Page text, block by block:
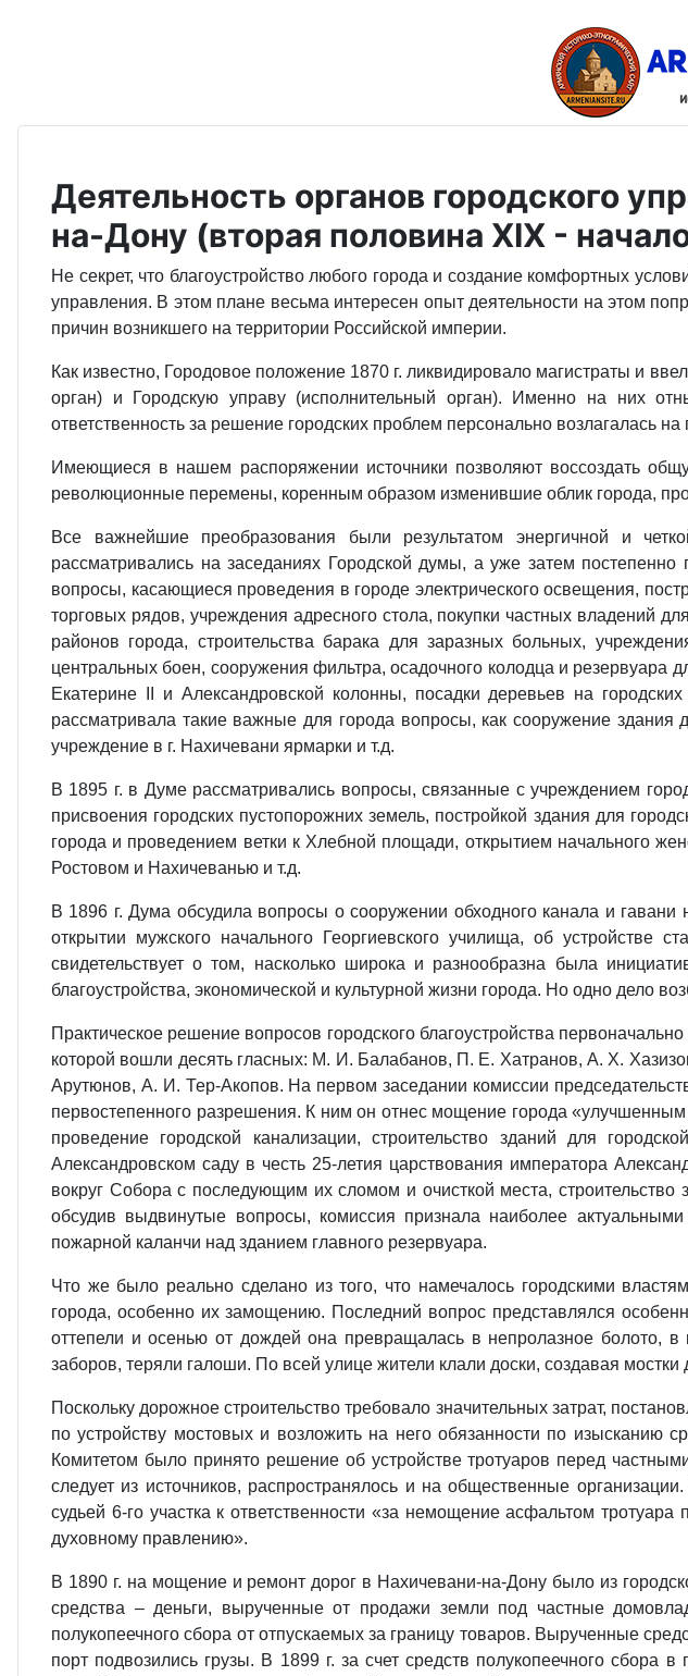
Деятельность органов городского
на-Дону (вторая половина XIX -
Не секрет, что благоустройство любого города и создание комфортных
управления. В этом плане весьма интересен опыт деятельности на этом
причин возникшего на территории Российской империи.
Как известно, Городовое положение 1870 г. ликвидировало магистраты и
орган) и Городскую управу (исполнительный орган). Именно на них
ответственность за решение городских проблем персонально возлагалась
Имеющиеся в нашем распоряжении источники позволяют воссоздать
революционные перемены, коренным образом изменившие облик города,
Все важнейшие преобразования были результатом энергичной и
рассматривались на заседаниях Городской думы, а уже затем
вопросы, касающиеся проведения в городе электрического освещения,
торговых рядов, учреждения адресного стола, покупки частных владений
районов города, строительства барака для заразных больных,
центральных боен, сооружения фильтра, осадочного колодца и
Екатерине II и Александровской колонны, посадки деревьев на
рассматривала такие важные для города вопросы, как сооружение здания
учреждение в г. Нахичевани ярмарки и т.д.
В 1895 г. в Думе рассматривались вопросы, связанные с учреждением
присвоения городских пустопорожних земель, постройкой здания для
города и проведением ветки к Хлебной площади, открытием начального
Ростовом и Нахичеванью и т.д.
В 1896 г. Дума обсудила вопросы о сооружении обходного канала и гавани
открытии мужского начального Георгиевского училища, об устройстве
свидетельствует о том, насколько широка и разнообразна была
благоустройства, экономической и культурной жизни города. Но одно дело
Практическое решение вопросов городского благоустройства
которой вошли десять гласных: М. И. Балабанов, П. Е. Хатранов, А. Х.
Арутюнов, А. И. Тер-Акопов. На первом заседании комиссии
первостепенного разрешения. К ним он отнес мощение города
проведение городской канализации, строительство зданий для
Александровском саду в честь 25-летия царствования императора
вокруг Собора с последующим их сломом и очисткой места,
обсудив выдвинутые вопросы, комиссия признала наиболее
пожарной каланчи над зданием главного резервуара.
Что же было реально сделано из того, что намечалось городскими
города, особенно их замощению. Последний вопрос представлялся
оттепели и осенью от дождей она превращалась в непролазное болото,
заборов, теряли галоши. По всей улице жители клали доски, создавая мостки
Поскольку дорожное строительство требовало значительных затрат,
по устройству мостовых и возложить на него обязанности по
Комитетом было принято решение об устройстве тротуаров перед
следует из источников, распространялось и на общественные
судьей 6-го участка к ответственности «за немощение асфальтом
духовному правлению».
В 1890 г. на мощение и ремонт дорог в Нахичевани-на-Дону было из
средства – деньги, вырученные от продажи земли под частные
полукопеечного сбора от отпускаемых за границу товаров. Вырученные
порт подвозились грузы. В 1899 г. за счет средств полукопеечного сбора